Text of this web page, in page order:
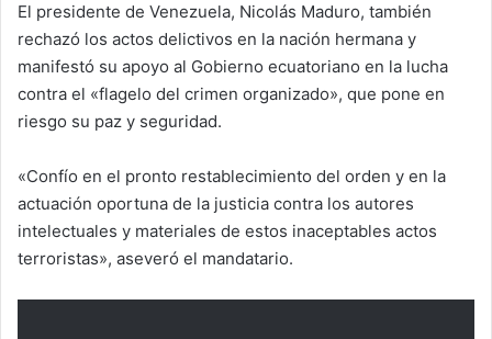
El presidente de Venezuela, Nicolás Maduro, también
rechazó los actos delictivos en la nación hermana y
manifestó su apoyo al Gobierno ecuatoriano en la lucha
contra el «flagelo del crimen organizado», que pone en
riesgo su paz y seguridad.
«Confío en el pronto restablecimiento del orden y en la
actuación oportuna de la justicia contra los autores
intelectuales y materiales de estos inaceptables actos
terroristas», aseveró el mandatario.